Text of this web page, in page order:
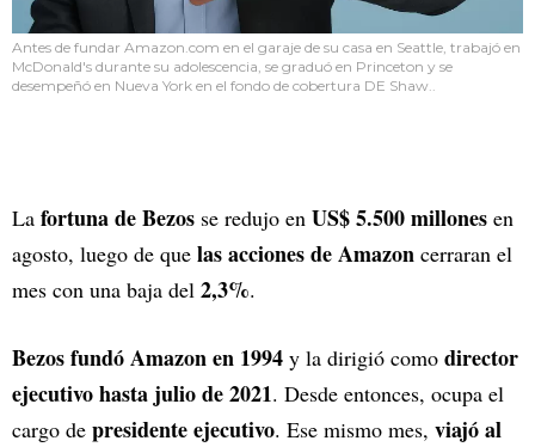
Antes de fundar Amazon.com en el garaje de su casa en Seattle, trabajó en
McDonald's durante su adolescencia, se graduó en Princeton y se
desempeñó en Nueva York en el fondo de cobertura DE Shaw..
La fortuna de Bezos se redujo en US$ 5.500 millones en
agosto, luego de que las acciones de Amazon cerraran el
mes con una baja del 2,3%.
Bezos fundó Amazon en 1994 y la dirigió como director
ejecutivo hasta julio de 2021. Desde entonces, ocupa el
cargo de presidente ejecutivo. Ese mismo mes, viajó al